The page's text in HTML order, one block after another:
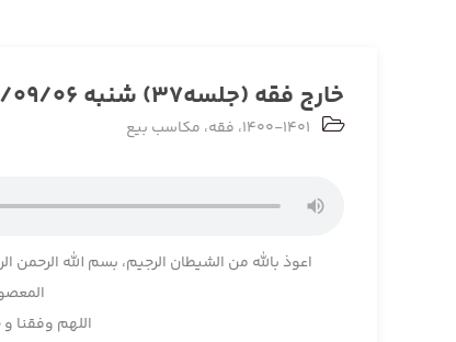
خارج فقه (جلسه37) شنبه 1400/09/06
1400-1401، فقه، مکاسب بیع
اعوذ بالله من الشیطان الرجیم، بسم الله الرحمن
اللهم وفقنا